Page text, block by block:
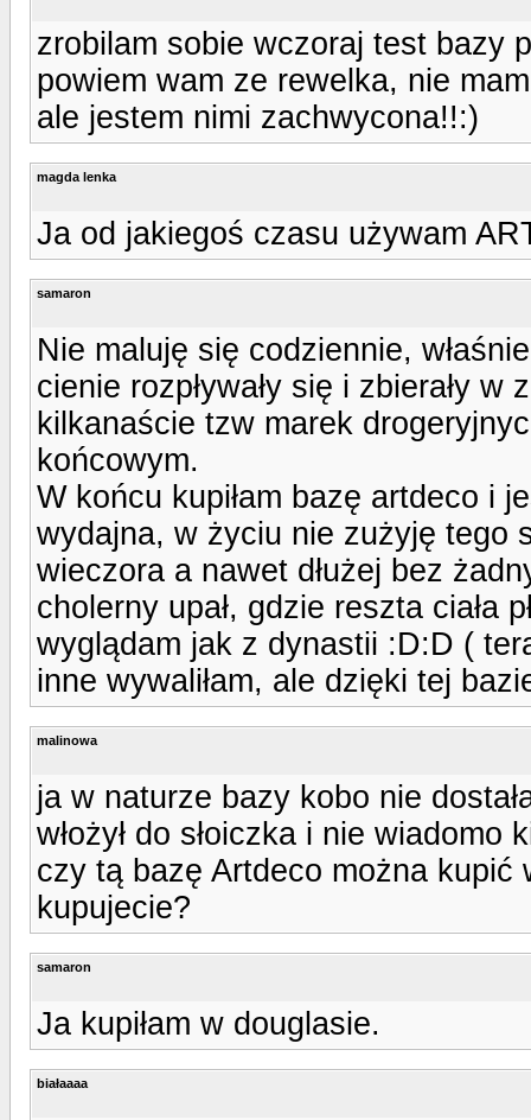
zrobilam sobie wczoraj test bazy
powiem wam ze rewelka, nie
ale jestem nimi zachwycona!!:)
magda lenka
Ja od jakiegoś czasu używam
samaron
Nie maluję się codziennie,
cienie rozpływały się i zbierały w
kilkanaście tzw marek
końcowym.
W końcu kupiłam bazę artdeco i
wydajna, w życiu nie zużyję tego
wieczora a nawet dłużej bez
cholerny upał, gdzie reszta ciała
wyglądam jak z dynastii :D:D (
inne wywaliłam, ale dzięki tej
malinowa
ja w naturze bazy kobo nie
włożył do słoiczka i nie
czy tą bazę Artdeco można kupić
kupujecie?
samaron
Ja kupiłam w douglasie.
białaaaa